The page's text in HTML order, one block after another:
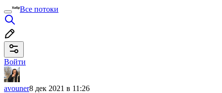
Все потоки
Войти
avouner8 дек 2021 в 11:26